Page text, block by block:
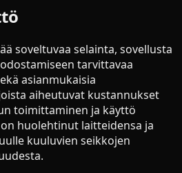
soveltuvaa selainta, sovellusta
tarvittavaa
asianmukaisia
aiheutuvat kustannukset
toimittaminen ja käyttö
huolehtinut laitteidensa ja
kuuluvien seikkojen